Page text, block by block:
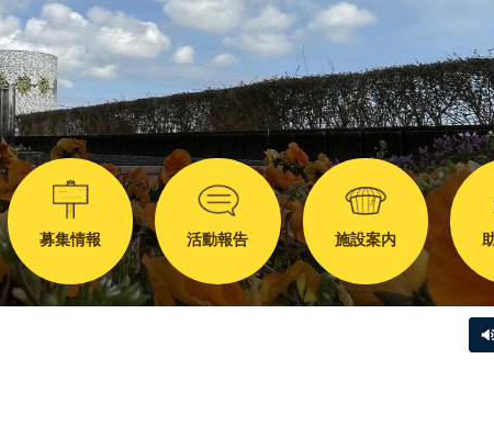
募集情報 活動報告 施設案内